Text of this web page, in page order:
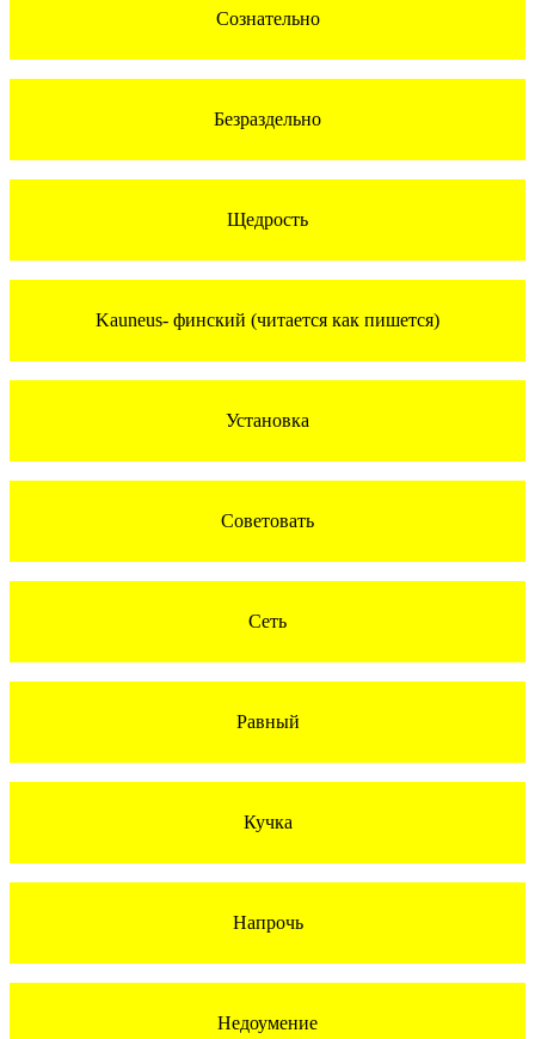
Сознательно
Безраздельно
Щедрость
Kauneus- финский (читается как пишется)
Установка
Советовать
Сеть
Равный
Кучка
Напрочь
Недоумение